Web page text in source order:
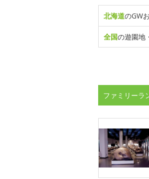
北海道のGW
全国の遊園地
ファミリーラ